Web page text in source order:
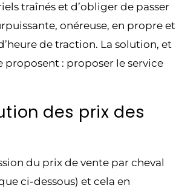
traînés et d’obliger de passer
onéreuse, en propre et
de traction. La solution, et
proposent : proposer le service
des prix des
du prix de vente par cheval
ci-dessous) et cela en